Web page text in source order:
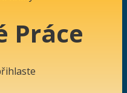
Práce